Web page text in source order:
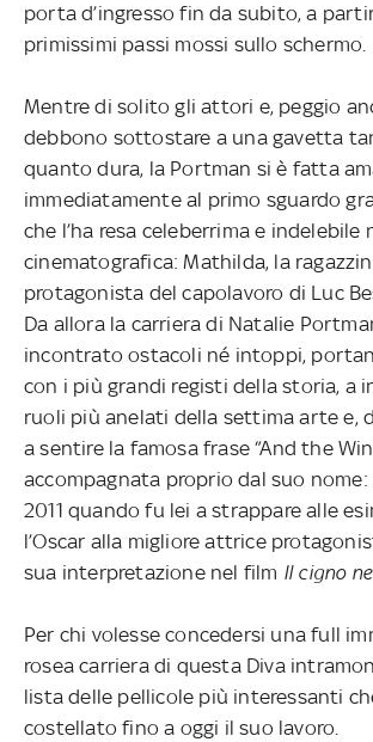
porta d’ingresso fin da subito, a
primissimi passi mossi sullo schermo.
Mentre di solito gli attori e, peggio
debbono sottostare a una gavetta
quanto dura, la Portman si è fatta
immediatamente al primo sguardo
che l’ha resa celeberrima e indelebile
cinematografica: Mathilda, la
protagonista del capolavoro di Luc
Da allora la carriera di Natalie
incontrato ostacoli né intoppi,
con i più grandi registi della storia, a
ruoli più anelati della settima arte e,
a sentire la famosa frase “And the
accompagnata proprio dal suo nome:
2011 quando fu lei a strappare alle
l’Oscar alla migliore attrice
sua interpretazione nel film Il cigno
Per chi volesse concedersi una full
rosea carriera di questa Diva
lista delle pellicole più interessanti
costellato fino a oggi il suo lavoro.